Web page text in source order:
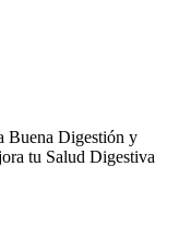
Buena Digestión y
tu Salud Digestiva